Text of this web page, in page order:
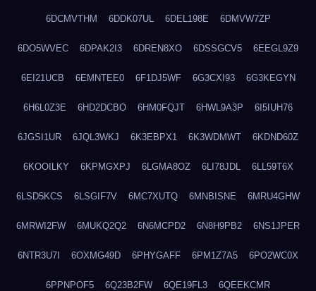
6DCMVTHM 6DDK07UL 6DEL198E 6DMVW7ZP
6DO5WVEC 6DPAK2I3 6DREN8XO 6DSSGCV5 6EEGL9Z9
6EI21UCB 6EMNTEE0 6F1DJ5WF 6G3CXI93 6G3KEGYN
6H6L0Z3E 6HD2DCBO 6HM0FQJT 6HWL9A3P 6I5IUH76
6JGSI1UR 6JQL3WKJ 6K3EBPX1 6K3WDMWT 6KDND60Z
6KOOILKY 6KPMGXPJ 6LGMA8OZ 6LI78JDL 6LL59T6X
6LSD5KCS 6LSGIF7V 6MC7XUTQ 6MNBISNE 6MRU4GHW
6MRWI2FW 6MUKQ2Q2 6N6MCPD2 6N8H9PB2 6NS1JPER
6NTR3U7I 6OXMG49D 6PHYGAFF 6PM1Z7A5 6PO2WC0X
6PPNPOF5 6Q23B2FW 6QE19FL3 6QEEKCMR